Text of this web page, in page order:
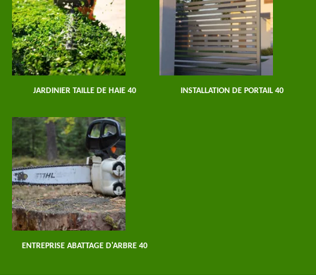
JARDINIER TAILLE DE HAIE 40 INSTALLATION DE PORTAIL 40
ENTREPRISE ABATTAGE D'ARBRE 40